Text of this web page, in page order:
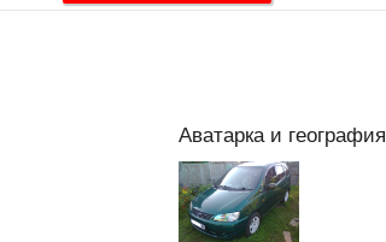
Аватарка и география